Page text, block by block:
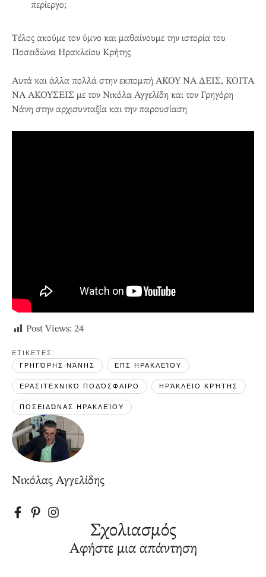
περίεργο;
Τέλος ακούμε τον ύμνο και μαθαίνουμε την ιστορία του
Ποσειδώνα Ηρακλείου Κρήτης
Αυτά και άλλα πολλά στην εκπομπή ΑΚΟΥ ΝΑ ΔΕΙΣ, ΚΟΙΤΑ
ΝΑ ΑΚΟΥΣΕΙΣ με τον Νικόλα Αγγελίδη και τον Γρηγόρη
Νάνη στην αρχισυνταξία και την παρουσίαση
Post Views: 24
ΕΤΙΚΕΤΕΣ:
ΓΡΗΓΌΡΗΣ ΝΆΝΗΣ
ΕΠΣ ΗΡΑΚΛΕΊΟΥ
ΕΡΑΣΙΤΕΧΝΙΚΌ ΠΟΔΌΣΦΑΙΡΟ ΗΡΆΚΛΕΙΟ ΚΡΉΤΗΣ
ΠΟΣΕΙΔΏΝΑΣ ΗΡΑΚΛΕΊΟΥ
Νικόλας Αγγελίδης
Σχολιασμός
Αφήστε μια απάντηση